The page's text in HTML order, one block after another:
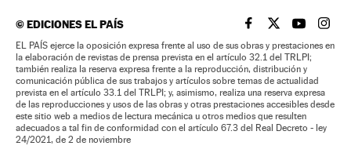
©EDICIONES EL PAÍS EL PAÍS BRASIL EN
EL PAÍSEL PAÍS
EL
EL PAÍS ejerce la oposición expresa frente al uso de sus obras y prestaciones en
la elaboración de revistas de prensa prevista en el artículo 32.1 del TRLPI;
también realiza la reserva expresa frente a la reproducción, distribución y
comunicación pública de sus trabajos y artículos sobre temas de actualidad
prevista en el artículo 33.1 del TRLPI; y, asimismo, realiza una reserva expresa
de las reproducciones y usos de las obras y otras prestaciones accesibles desde
este sitio web a medios de lectura mecánica u otros medios que resulten
adecuados a tal fin de conformidad con el artículo 67.3 del Real Decreto - ley
24/2021, de 2 de noviembre